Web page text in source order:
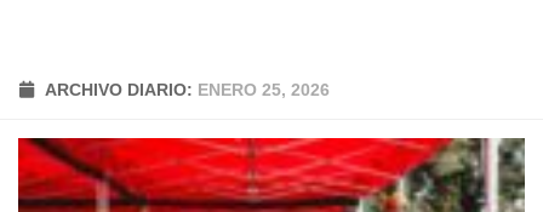
ARCHIVO DIARIO: ENERO 25, 2026